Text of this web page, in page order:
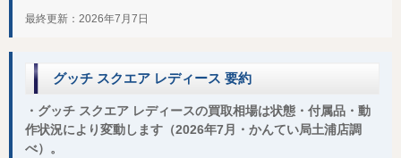
最終更新：2026年7月7日
グッチ スクエア レディース 要約
・グッチ スクエア レディースの買取相場は状態・付属品・動
作状況により変動します（2026年7月・かんてい局土浦店調
べ）。